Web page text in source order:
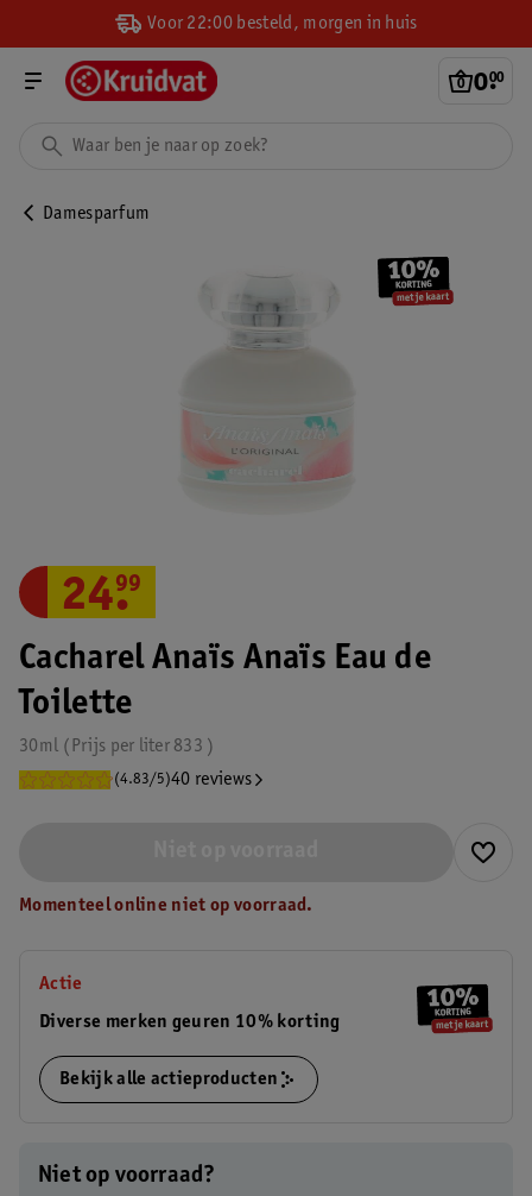
Voor 22:00 besteld, morgen in huis
0.
00
Damesparfum
Cacharel Anaïs Anaïs Eau de
Toilette
30ml 833
Prijs per liter
(4.83/5)40 reviews
24.
99
Momenteel online niet op voorraad.
Actie
Diverse merken geuren 10% korting
Bekijk alle actieproducten
Niet op voorraad?